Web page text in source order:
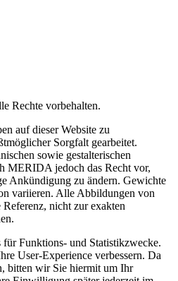
Rechte vorbehalten.
auf dieser Website zu
Sorgfalt gearbeitet.
sowie gestalterischen
MERIDA jedoch das Recht vor,
Ankündigung zu ändern. Gewichte
variieren. Alle Abbildungen von
nicht zur exakten
für Funktions- und Statistikzwecke.
User-Experience verbessern. Da
bitten wir Sie hiermit um Ihr